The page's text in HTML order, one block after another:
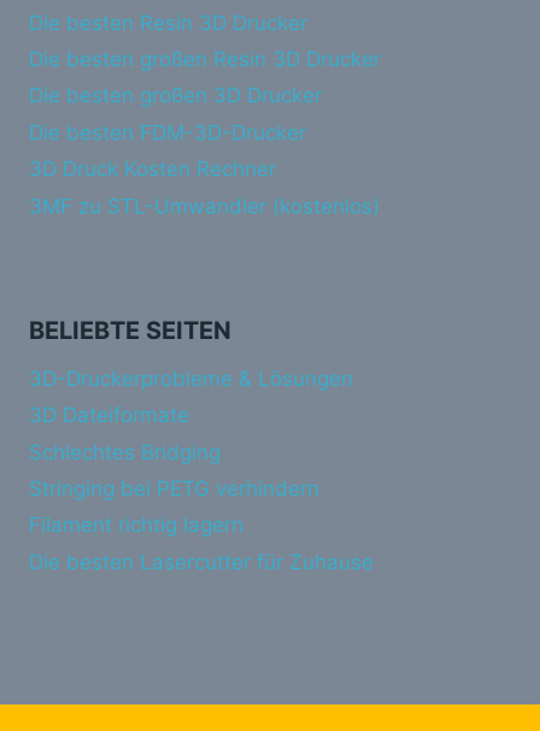
Die besten Resin 3D Drucker
Die besten großen Resin 3D Drucker
Die besten großen 3D Drucker
Die besten FDM-3D-Drucker
3D Druck Kosten Rechner
3MF zu STL-Umwandler (kostenlos)
BELIEBTE SEITEN
3D-Druckerprobleme & Lösungen
3D Dateiformate
Schlechtes Bridging
Stringing bei PETG verhindern
Filament richtig lagern
Die besten Lasercutter für Zuhause